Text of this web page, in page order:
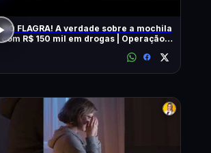
NO FLAGRA! A verdade sobre a mochila
com R$ 150 mil em drogas | Operação